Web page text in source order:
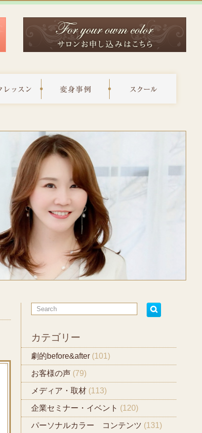
カテゴリー
劇的before&after (101)
お客様の声 (79)
メディア・取材 (113)
企業セミナー・イベント (120)
パーソナルカラー コンテンツ (131)